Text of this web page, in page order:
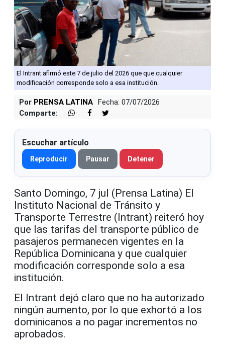
El Intrant afirmó este 7 de julio del 2026 que que cualquier
modificación corresponde solo a esa institución.
Por PRENSA LATINA Fecha: 07/07/2026
Comparte:
Escuchar artículo
Reproducir Pausar Detener
Santo Domingo, 7 jul (Prensa Latina) El
Instituto Nacional de Tránsito y
Transporte Terrestre (Intrant) reiteró hoy
que las tarifas del transporte público de
pasajeros permanecen vigentes en la
República Dominicana y que cualquier
modificación corresponde solo a esa
institución.
El Intrant dejó claro que no ha autorizado
ningún aumento, por lo que exhortó a los
dominicanos a no pagar incrementos no
aprobados.